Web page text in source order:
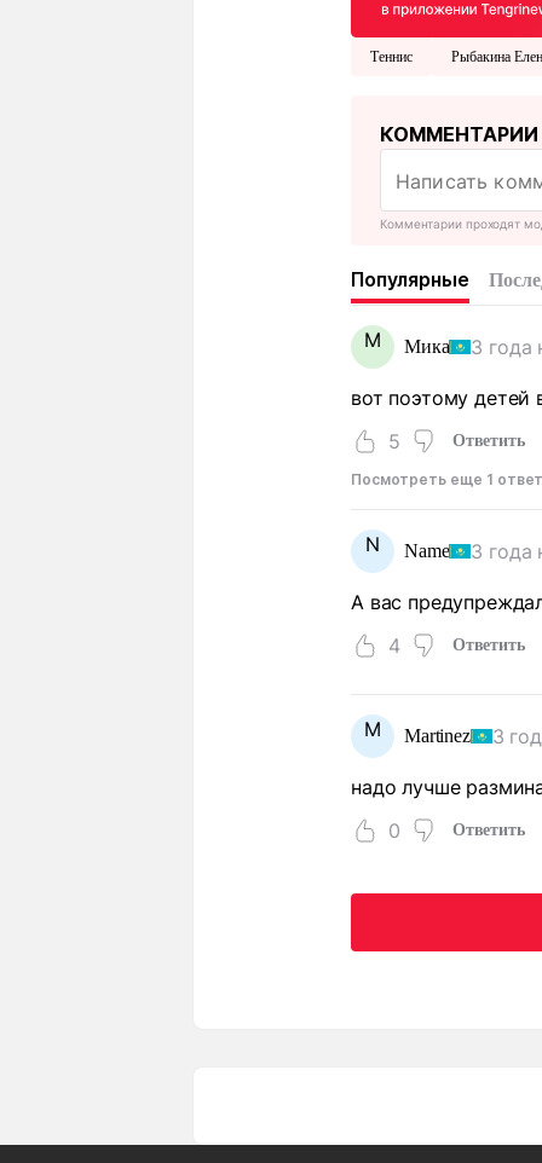
Теннис Рыбакина
КОММЕНТАРИИ
Комментарии проходят
Популярные
М Мика 3 года
вот поэтому детей
5
Ответить
Посмотреть еще 1
N Name 3 года
А вас
4
Ответить
M Martinez 3
надо лучше
0
Ответить